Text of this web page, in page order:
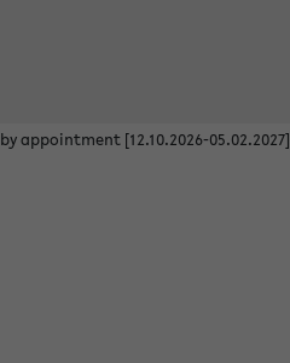
by appointment [12.10.2026-05.02.2027]